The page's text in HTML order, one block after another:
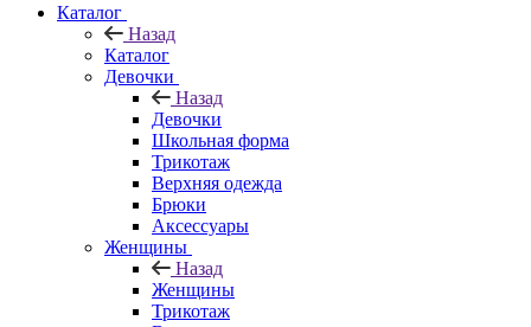
Каталог
Назад
Каталог
Девочки
Назад
Девочки
Школьная форма
Трикотаж
Верхняя одежда
Брюки
Аксессуары
Женщины
Назад
Женщины
Трикотаж